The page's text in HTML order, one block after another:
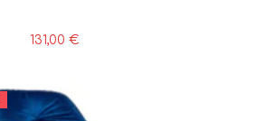
131,00 €